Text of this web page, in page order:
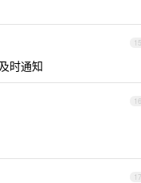
15
时通知
16
17